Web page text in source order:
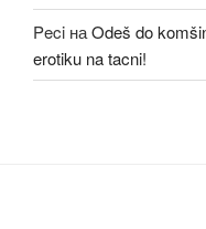
Peci наOdeš do
erotiku na tacni!